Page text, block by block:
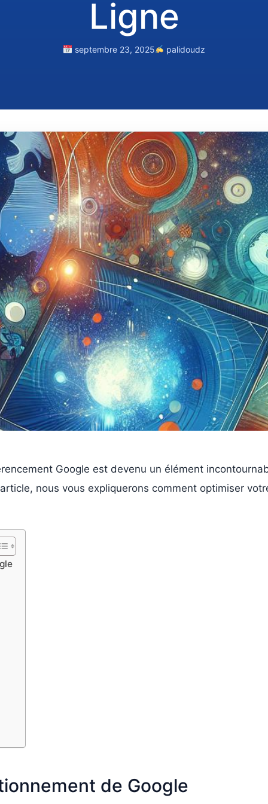
Ligne
septembre 23, 2025 palidoudz
Google est devenu un élément
nous vous expliquerons comment optimiser
de Google